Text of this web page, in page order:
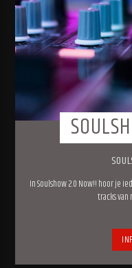
In Soulshow 2.0 Now!! hoor je
tracks van